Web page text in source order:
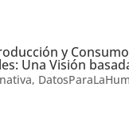
y Consumo
Una Visión
,